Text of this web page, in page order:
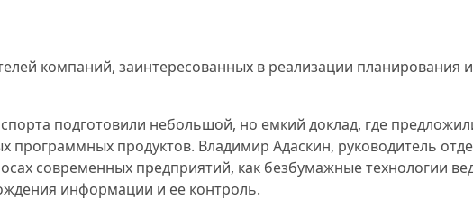
компаний, заинтересованных в реализации планирования
подготовили небольшой, но емкий доклад, где
продуктов. Владимир Адаскин, руководитель
современных предприятий, как безбумажные технологии
информации и ее контроль.